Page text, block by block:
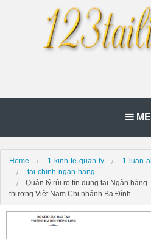
Home 1-kinh-te-quan-ly
1-luan-
tai-chinh-ngan-hang
Quản lý rủi ro tín dụng tại Ngân
thương Việt Nam Chi nhánh Ba Đình